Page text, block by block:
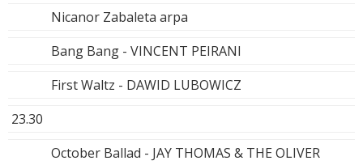
Nicanor Zabaleta arpa
Bang Bang - VINCENT PEIRANI
First Waltz - DAWID LUBOWICZ
23.30
October Ballad - JAY THOMAS & THE OLIVER